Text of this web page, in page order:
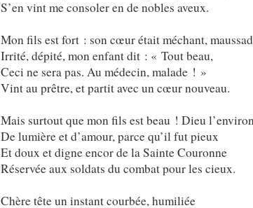
S’en vint me consoler en de nobles aveux.
Mon fils est fort : son cœur était méchant,
Irrité, dépité, mon enfant dit : « Tout beau,
Ceci ne sera pas. Au médecin, malade ! »
Vint au prêtre, et partit avec un cœur nouveau.
Mais surtout que mon fils est beau ! Dieu
De lumière et d’amour, parce qu’il fut pieux
Et doux et digne encor de la Sainte Couronne
Réservée aux soldats du combat pour les cieux.
Chère tête un instant courbée, humiliée